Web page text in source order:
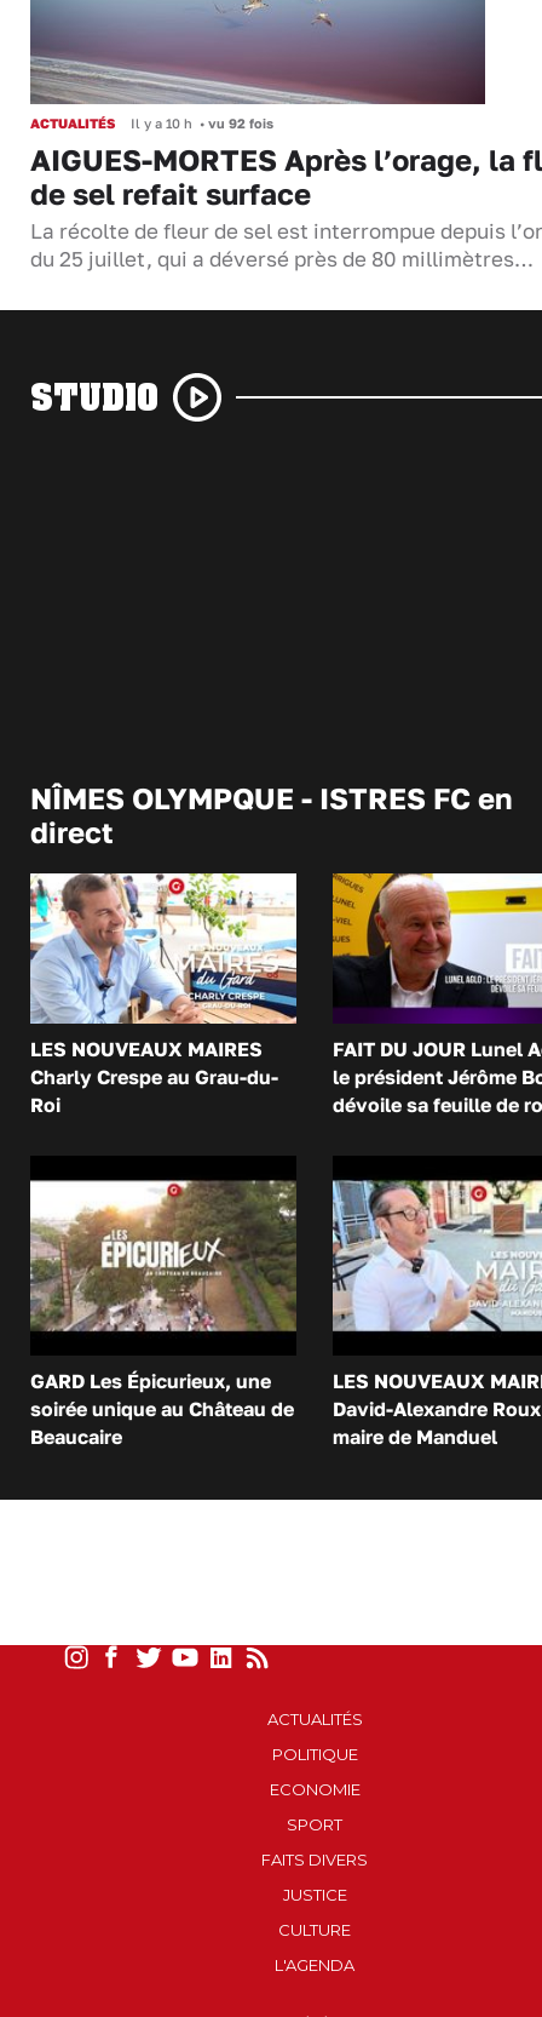
ACTUALITÉS Il y a 10 h • vu 92 fois
AIGUES-MORTES Après l’orage, la
de sel refait surface
La récolte de fleur de sel est interrompue depuis
du 25 juillet, qui a déversé près de 80 millimètres…
STUDIO
NÎMES OLYMPQUE - ISTRES FC en
direct
LES NOUVEAUX MAIRES
Charly Crespe au Grau-du-
Roi
FAIT DU JOUR Lunel
le président Jérôme
dévoile sa feuille de
GARD Les Épicurieux, une
soirée unique au Château de
Beaucaire
LES NOUVEAUX
David-Alexandre
maire de Manduel
ACTUALITÉS
POLITIQUE
ECONOMIE
SPORT
FAITS DIVERS
JUSTICE
CULTURE
L'AGENDA